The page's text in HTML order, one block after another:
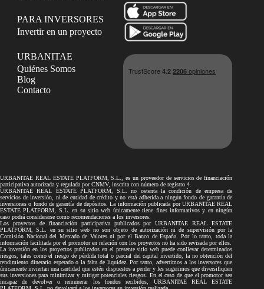
PARA INVERSORES
Invertir en un proyecto
URBANITAE
Quiénes Somos
Blog
Contacto
URBANITAE REAL ESTATE PLATFORM, S.L., es un proveedor de servicios de financiación
participativa autorizada y regulada por CNMV, inscrita con número de registro 4.
URBANITAE REAL ESTATE PLATFORM, S.L. no ostenta la condición de empresa de
servicios de inversión, ni de entidad de crédito y no está adherida a ningún fondo de garantía de
inversiones o fondo de garantía de depósitos. La información publicada por URBANITAE REAL
ESTATE PLATFORM, S.L. en su sitio web únicamente tiene fines informativos y en ningún
caso podrá considerarse como recomendaciones a los inversores.
Los proyectos de financiación participativa publicados por URBANITAE REAL ESTATE
PLATFORM, S.L. en su sitio web no son objeto de autorización ni de supervisión por la
Comisión Nacional del Mercado de Valores ni por el Banco de España. Por lo tanto, toda la
información facilitada por el promotor en relación con los proyectos no ha sido revisada por ellos.
La inversión en los proyectos publicados en el presente sitio web puede conllevar determinados
riesgos, tales como el riesgo de pérdida total o parcial del capital invertido, la no obtención del
rendimiento dinerario esperado o la falta de liquidez. Por tanto, advertimos a los inversores que
únicamente inviertan una cantidad que estén dispuestos a perder y les sugerimos que diversifiquen
sus inversiones para minimizar y mitigar potenciales riesgos. En el caso de que el promotor sea
incapaz de devolver o remunerar los fondos recibidos, URBANITAE REAL ESTATE